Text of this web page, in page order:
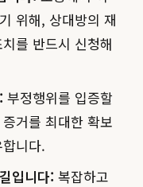
위해, 상대방의 재
를 반드시 신청해
부정행위를 입증할
거를 최대한 확보
니다.
입니다: 복잡하고